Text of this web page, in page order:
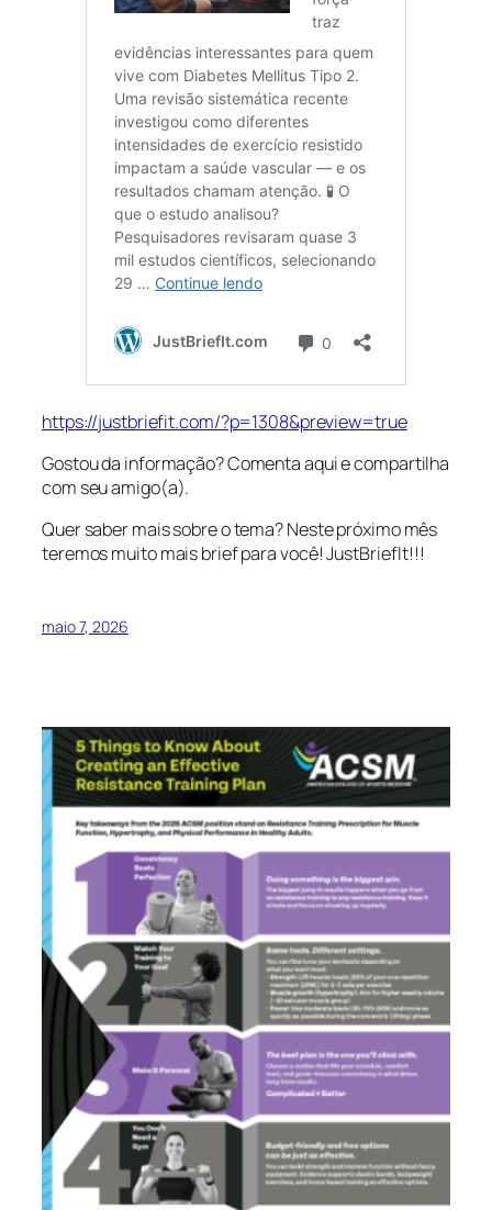
https://justbriefit.com/?p=1308&preview=true
Gostou da informação? Comenta aqui e compartilha
com seu amigo(a).
Quer saber mais sobre o tema? Neste próximo mês
teremos muito mais brief para você! JustBriefIt!!!
maio 7, 2026